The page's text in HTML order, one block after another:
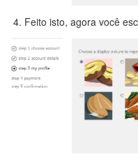
Feito isto, agora você